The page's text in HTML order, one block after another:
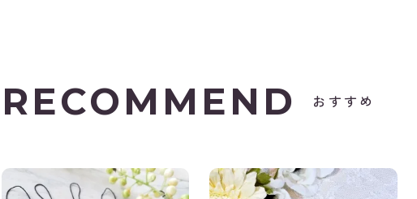
2026年9月
12
RECOMMEND おすすめ